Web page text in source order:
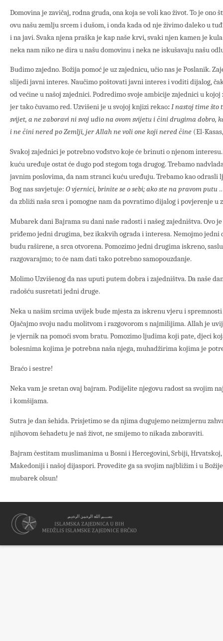
Domovina je zavičaj, rodna gruda, ona koja se voli kao život. To je ono
ovu našu zemlju srcem i dušom, i onda kada od nje živimo daleko u
i na javi. Svaka njena praška je kap naše krvi, svaki njen kamen je
neka nam niko ne dira u našu domovinu i neka ne iskušavaju našu
Budimo zajedno. Božija pomoć je uz zajednicu, učio nas je Poslanik.
slijedi javni interes. Naučimo poštovati javni interes i voditi dijalog,
od većine u našoj zajednici. Podredimo svoje ambicije zajednici u
jer tako čuvamo red. Uzvišeni je u svojoj knjizi rekao:I nastoj time što
svijet, a ne zaboravi ni svoj udio na ovom svijetu i čini drugima dobro,
i ne čini nered po Zemlji, jer Allah ne voli one koji nered čine (El-
Svakoj zajednici je potrebno vođstvo koje će brinuti o njenom
kuću uređuje ostat će dugo pod stegom toga drugog. Trebamo
javnim poslovima, da nam stranci kuću uređuju. Trebamo kao odrasli
Bog nas savjetuje: O vjernici, brinite se o sebi; ako ste na pravom putu
da zbliži naša srca i pomogne nam da povratimo dijalog i povjerenje u
Mubarek dani Bajrama su dani naše radosti i našeg zajedništva. Ovo
priđemo jedni drugima, bez ikakvih ograda i interesa. Nemojmo jedni
budu raširene, a srca otvorena. Pomozimo jedni drugima iskreno,
razgovarajmo; to će nam dati tako potrebno samopouzdanje.
Molimo Uzvišenog da nas uputi putem dobra i zajedništva. Da naše
radošću susretati jedni druge.
Neka u našim srcima uvijek bude mjesta za iskrenu vjeru i
Ojačajmo svoju nadu molitvom i razgovorom s najmilijima. Allah je
je vjernik na pomoći svom bratu. Pomozimo ljudima koji pate, djeci
bolesnima kojima je potrebna naša njega, muhadžirima kojima je
Braćo i sestre!
Neka vam je sretan ovaj bajram. Podijelite njegovu radost sa svojim
i komšijama.
Sutra je dan šehida. Prisjetimo se da njima dugujemo neizmjernu
njihovom šehadetu je naš život, ne smijemo to nikada zaboraviti.
Bajram čestitam muslimanima u Bosni i Hercegovini, Srbiji, Hrvatskoj,
Makedoniji i našoj dijaspori. Provedite ga sa svojim najbližim i u
mubarek olsun!